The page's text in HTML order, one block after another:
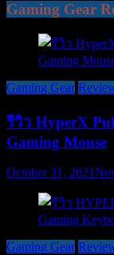
Gaming Gear
Gaming Gear
รีวิว HyperX
Gaming Mouse
October 31, 2021
Gaming Gear